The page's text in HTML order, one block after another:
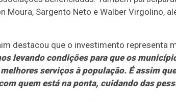
Moura, Sargento Neto e Walber Virgolino,
destacou que o investimento representa
levando condições para que os
serviços à população. É assim
quem está na ponta, cuidando das